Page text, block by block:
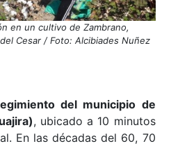
en un cultivo de Zambrano,
Cesar / Foto: Alcibiades Nuñez
del municipio de
, ubicado a 10 minutos
En las décadas del 60, 70